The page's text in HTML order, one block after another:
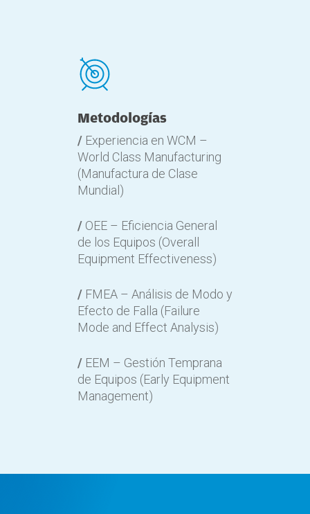
Metodologías
/ Experiencia en WCM –
World Class Manufacturing
(Manufactura de Clase
Mundial)
/ OEE – Eficiencia General
de los Equipos (Overall
Equipment Effectiveness)
/ FMEA – Análisis de Modo y
Efecto de Falla (Failure
Mode and Effect Analysis)
/ EEM – Gestión Temprana
de Equipos (Early Equipment
Management)